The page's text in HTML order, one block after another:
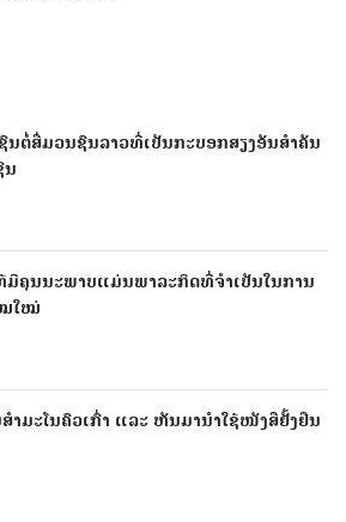
ນຕໍ່ສື່ມວນຊົນລາວທີ່ເປັນກະບອກສຽງອັນສຳຄັນ
ນ
ມີຄຸນນະພາບແມ່ນພາລະກິດທີ່ຈຳເປັນໃນການ
ໝໃໝ່
ຳມະໂນຄົວເກົ່າ ແລະ ຫັນມານຳໃຊ້ໜັງສືຢັ້ງຢືນ